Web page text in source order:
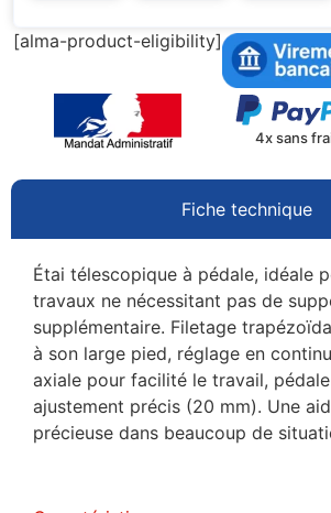
[alma-product-eligibility]
4x sans
Fiche technique
Étai télescopique à pédale, idéale
travaux ne nécessitant pas de
supplémentaire. Filetage
à son large pied, réglage en
axiale pour facilité le travail,
ajustement précis (20 mm). Une
précieuse dans beaucoup de